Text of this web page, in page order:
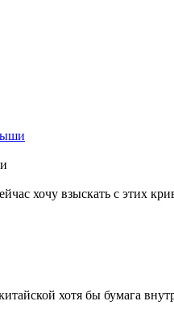
хочу взыскать с этих
хотя бы бумага